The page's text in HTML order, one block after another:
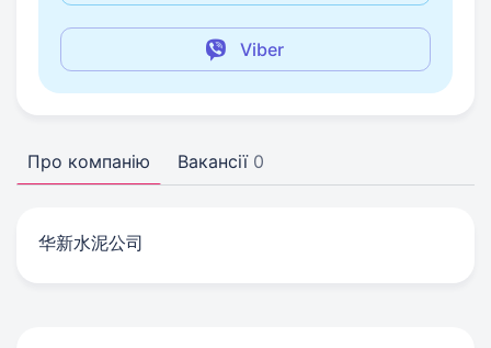
Viber
Про компанію Вакансії 0
华新水泥公司